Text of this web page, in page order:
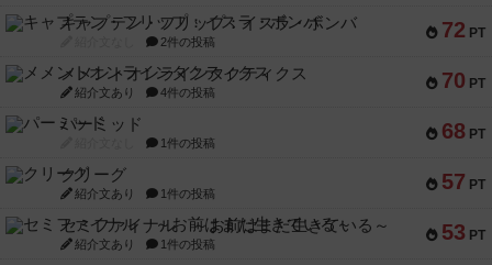
72 PT
キャプテン・フリップ：イスラ・ボンバ
2件の投稿
70 PT
メメントオンラインタクティクス
紹介文あり 4件の投稿
68 PT
パーミッド
1件の投稿
57 PT
クリーグ
紹介文あり 1件の投稿
53 PT
セミファイナル ～お前はまだ生きている～
紹介文あり 1件の投稿